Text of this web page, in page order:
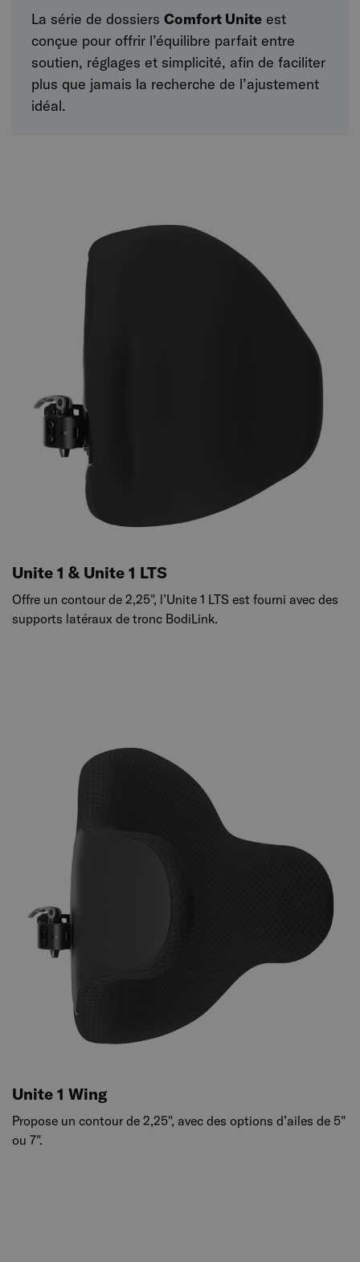
La série de dossiers Comfort Unite est
conçue pour offrir l’équilibre parfait entre
soutien, réglages et simplicité, afin de faciliter
plus que jamais la recherche de l’ajustement
idéal.
Unite 1 & Unite 1 LTS
Offre un contour de 2,25", l’Unite 1 LTS est fourni avec des
supports latéraux de tronc BodiLink.
Unite 1 Wing
Propose un contour de 2,25", avec des options d’ailes de 5"
ou 7".